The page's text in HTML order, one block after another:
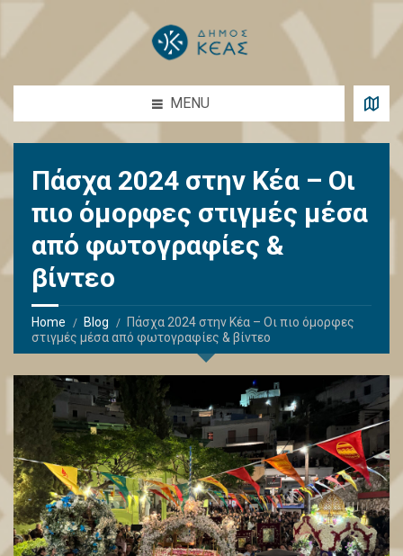
MENU
Πάσχα 2024 στην Κέα – Οι
πιο όμορφες στιγμές μέσα
από φωτογραφίες &
βίντεο
Home Blog
Πάσχα 2024 στην Κέα – Οι πιο όμορφες
στιγμές μέσα από φωτογραφίες & βίντεο